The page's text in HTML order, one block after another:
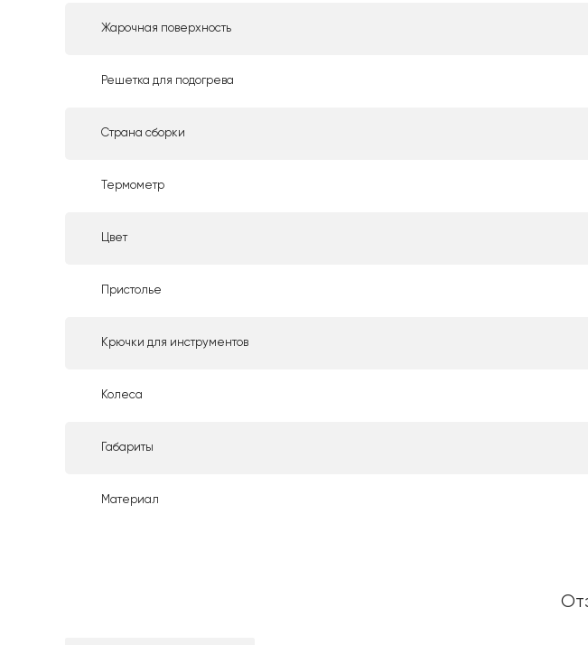
Жарочная поверхность
Решетка для подогрева
Страна сборки
Термометр
Цвет
Пристолье
Крючки для инструментов
Колеса
Габариты
Материал